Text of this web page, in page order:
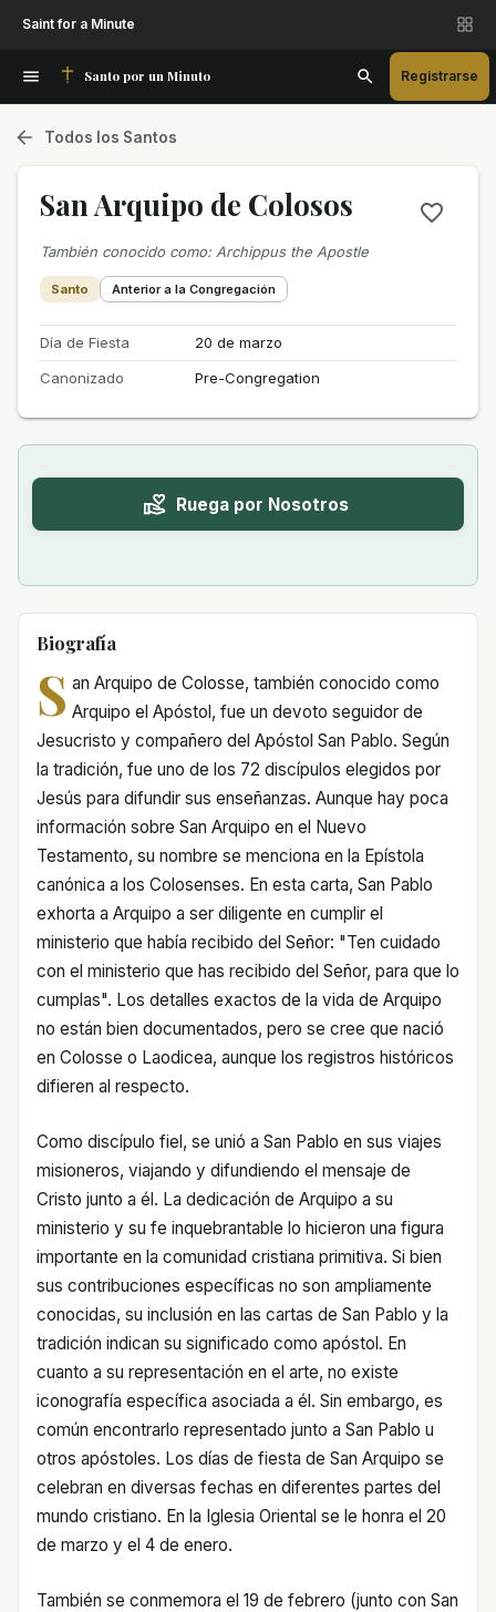
Saint for a Minute
Santo por un Minuto Registrarse
Todos los Santos
San Arquipo de Colosos
También conocido como: Archippus the Apostle
Santo Anterior a la Congregación
Día de Fiesta
20 de marzo
Canonizado
Pre-Congregation
Ruega por Nosotros
Biografía
S an Arquipo de Colosse, también conocido como
Arquipo el Apóstol, fue un devoto seguidor de
Jesucristo y compañero del Apóstol San Pablo. Según
la tradición, fue uno de los 72 discípulos elegidos por
Jesús para difundir sus enseñanzas. Aunque hay poca
información sobre San Arquipo en el Nuevo
Testamento, su nombre se menciona en la Epístola
canónica a los Colosenses. En esta carta, San Pablo
exhorta a Arquipo a ser diligente en cumplir el
ministerio que había recibido del Señor: "Ten cuidado
con el ministerio que has recibido del Señor, para que lo
cumplas". Los detalles exactos de la vida de Arquipo
no están bien documentados, pero se cree que nació
en Colosse o Laodicea, aunque los registros históricos
difieren al respecto.
Como discípulo fiel, se unió a San Pablo en sus viajes
misioneros, viajando y difundiendo el mensaje de
Cristo junto a él. La dedicación de Arquipo a su
ministerio y su fe inquebrantable lo hicieron una figura
importante en la comunidad cristiana primitiva. Si bien
sus contribuciones específicas no son ampliamente
conocidas, su inclusión en las cartas de San Pablo y la
tradición indican su significado como apóstol. En
cuanto a su representación en el arte, no existe
iconografía específica asociada a él. Sin embargo, es
común encontrarlo representado junto a San Pablo u
otros apóstoles. Los días de fiesta de San Arquipo se
celebran en diversas fechas en diferentes partes del
mundo cristiano. En la Iglesia Oriental se le honra el 20
de marzo y el 4 de enero.
También se conmemora el 19 de febrero (junto con San